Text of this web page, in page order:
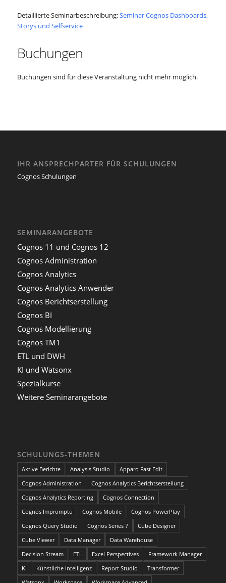
Detaillierte Seminarbeschreibung:Seminar Cognos Dashboards,
Storys und Selfservice
Buchungen
Buchungen sind für diese Veranstaltung nicht mehr möglich.
IHR ANSPRECHPARTER FÜR SCHULUNGEN
Cognos Schulungen
SEMINARANGEBOTE
Cognos 11 und Cognos 12
Cognos Administration
Cognos Analytics
Cognos Analytics Anwender
Cognos Berichtserstellung
Cognos BI
Cognos Modellierung
Cognos TM1
ETL und DWH
KI und Watsonx
Spezialkurse
Weitere Seminarangebote
SCHULUNGS-THEMEN
Aktive Berichte Analysis Studio
Apparo Fast Edit
Cognos Administration
Cognos Analytics Berichtserstellung
Cognos Analytics Reporting
Cognos Connection
Cognos Impromptu
Cognos Mobile
Cognos PowerPlay
Cognos Query Studio
Cognos Series 7
Cube Designer
Cube Viewer
Data Manager
Data Warehouse
Decision Stream
ETL Excel Perspectives
Framework Manager
KI
Künstliche Intelligenz Report Studio
Transformer